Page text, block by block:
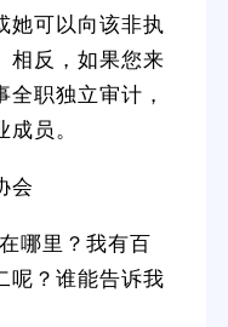
她可以向该非执
相反，如果您来
职独立审计，
员。
会
哪里？我有百
呢？谁能告诉我